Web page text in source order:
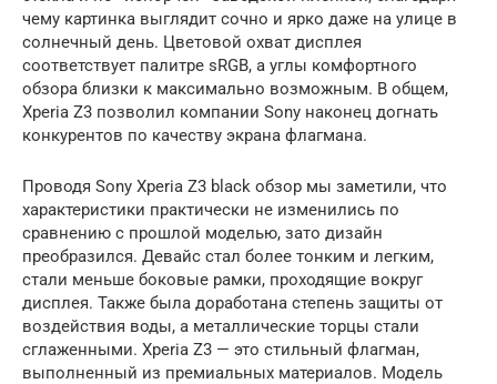
чему картинка выглядит сочно и ярко даже на улице в
солнечный день. Цветовой охват дисплея
соответствует палитре sRGB, а углы комфортного
обзора близки к максимально возможным. В общем,
Xperia Z3 позволил компании Sony наконец догнать
конкурентов по качеству экрана флагмана.
Проводя Sony Xperia Z3 black обзор мы заметили, что
характеристики практически не изменились по
сравнению с прошлой моделью, зато дизайн
преобразился. Девайс стал более тонким и легким,
стали меньше боковые рамки, проходящие вокруг
дисплея. Также была доработана степень защиты от
воздействия воды, а металлические торцы стали
сглаженными. Xperia Z3 — это стильный флагман,
выполненный из премиальных материалов. Модель